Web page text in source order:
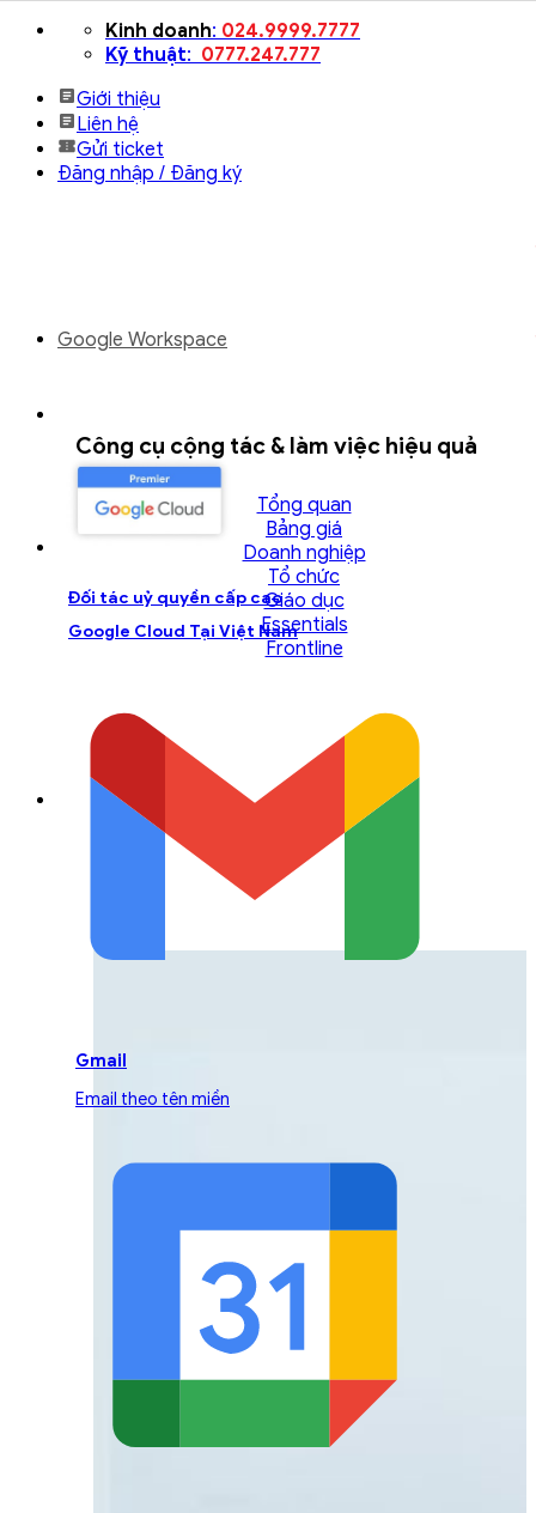
dung
Kinh doanh: 024.9999.7777
Kỹ thuật: 0777.247.777
Giới thiệu
Liên hệ
Gửi ticket
Đăng nhập / Đăng ký
Đối tác uỷ quyền cấp cao
Google Cloud Tại Việt Nam
LIÊN HỆ ĐỘI NGŨ TƯ
VẤN
Liên hệ với đội ngũ chuyên gia GCS để được
Google Workspace
Công cụ cộng tác & làm việc hiệu quả
Tổng quan
Bảng giá
Doanh nghiệp
Tổ chức
Giáo dục
Essentials
Frontline
Gmail
Email theo tên miền